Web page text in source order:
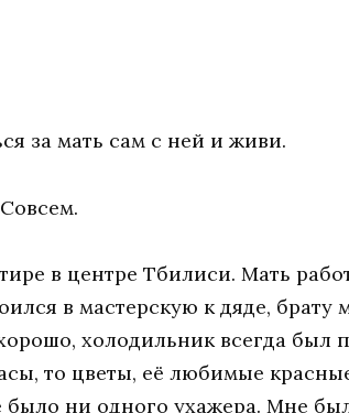
за мать сам с ней и живи.
в центре Тбилиси. Мать
в мастерскую к дяде, брату
холодильник всегда был
то цветы, её любимые
было ни одного ухажера. Мне